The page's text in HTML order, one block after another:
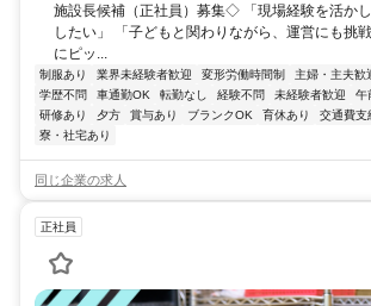
施設長候補（正社員）募集◇ 「現場経験を活か
したい」 「子どもと関わりながら、運営にも挑
にピッ...
制服あり 業界未経験者歓迎 変形労働時間制 主婦・主夫歓
学歴不問
車通勤OK 転勤なし 経験不問 未経験者歓迎 午
研修あり
夕方 賞与あり ブランクOK 育休あり 交通費支
寮・社宅あり
同じ企業の求人
正社員